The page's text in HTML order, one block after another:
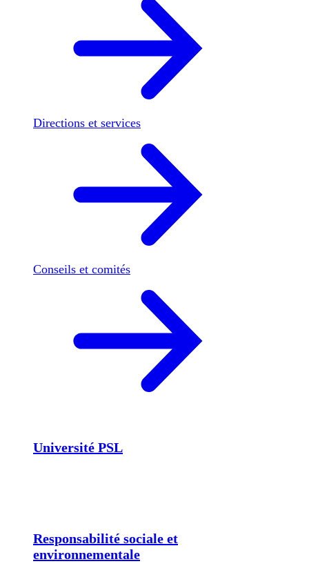
Directions et services
Conseils et comités
Université PSL
Responsabilité sociale et
environnementale